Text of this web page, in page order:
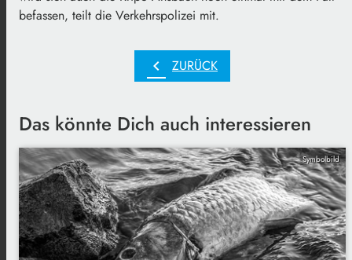
befassen, teilt die Verkehrspolizei mit.
chevron_left ZURÜCK
Das könnte Dich auch interessieren
Symbolbild